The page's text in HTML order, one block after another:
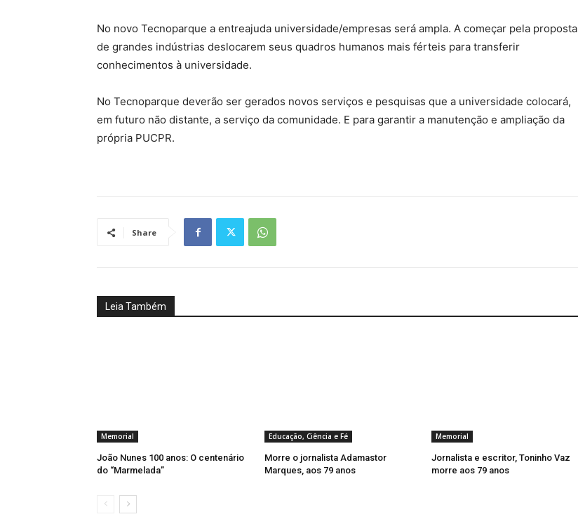
No novo Tecnoparque a entreajuda universidade/empresas será ampla. A começar pela proposta
de grandes indústrias deslocarem seus quadros humanos mais férteis para transferir
conhecimentos à universidade.
No Tecnoparque deverão ser gerados novos serviços e pesquisas que a universidade colocará,
em futuro não distante, a serviço da comunidade. E para garantir a manutenção e ampliação da
própria PUCPR.
Share
Leia Também
Memorial
João Nunes 100 anos: O centenário
do “Marmelada”
Educação, Ciência e Fé
Morre o jornalista Adamastor
Marques, aos 79 anos
Memorial
Jornalista e escritor, Toninho Vaz
morre aos 79 anos